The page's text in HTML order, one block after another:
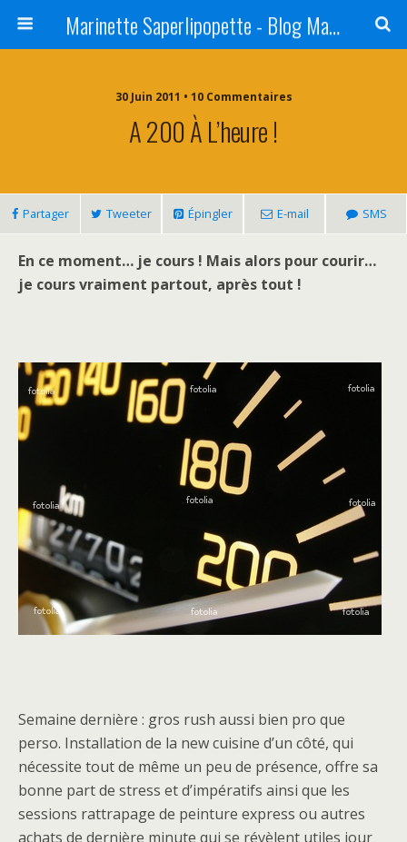
Marinette Saperlipopette - Blog Maman Angers Lifestyle - Ex Expat Montréal
30 Juin 2011 • 10 Commentaires
A 200 À L’heure !
Partager Tweeter Épingler E-mail SMS
En ce moment… je cours ! Mais alors pour courir…
je cours vraiment partout, après tout !
Semaine dernière : gros rush aussi bien pro que
perso. Installation de la new cuisine d’un côté, qui
nécessite tout de même un peu de présence, offre sa
bonne part de stress et d’impératifs ainsi que les
sessions rattrapage de peinture express ou autres
achats de dernière minute qui se révèlent utiles jour